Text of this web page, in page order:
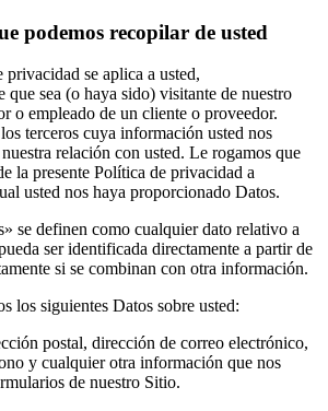
podemos recopilar de usted
se aplica a usted,
que sea (o haya sido) visitante de nuestro
o empleado de un cliente o proveedor.
terceros cuya información usted nos
relación con usted. Le rogamos que
la presente Política de privacidad a
usted nos haya proporcionado Datos.
se definen como cualquier dato relativo a
ser identificada directamente a partir de
si se combinan con otra información.
los siguientes Datos sobre usted:
postal, dirección de correo electrónico,
y cualquier otra información que nos
de nuestro Sitio.